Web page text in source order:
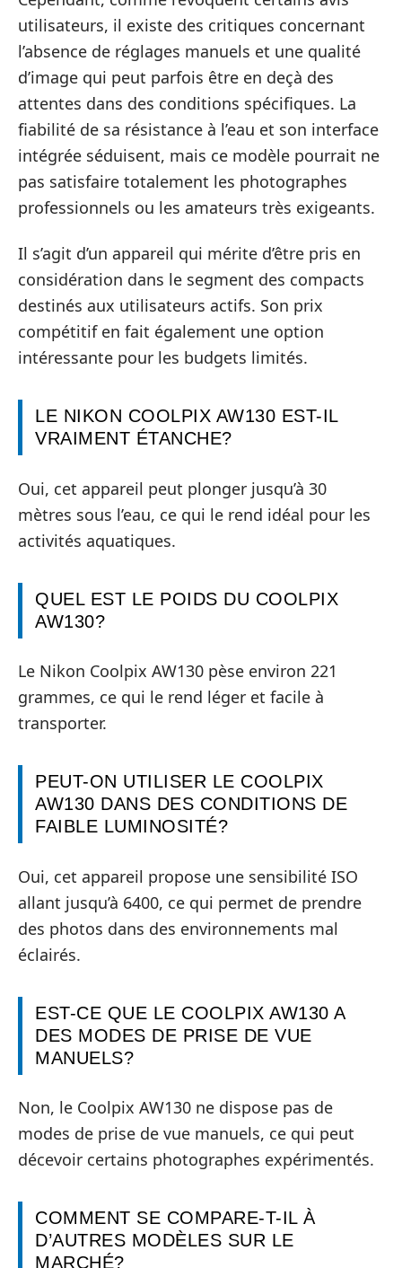
utilisateurs, il existe des critiques concernant
l’absence de réglages manuels et une qualité
d’image qui peut parfois être en deçà des
attentes dans des conditions spécifiques. La
fiabilité de sa résistance à l’eau et son interface
intégrée séduisent, mais ce modèle pourrait ne
pas satisfaire totalement les photographes
professionnels ou les amateurs très exigeants.
Il s’agit d’un appareil qui mérite d’être pris en
considération dans le segment des compacts
destinés aux utilisateurs actifs. Son prix
compétitif en fait également une option
intéressante pour les budgets limités.
LE NIKON COOLPIX AW130 EST-IL
VRAIMENT ÉTANCHE?
Oui, cet appareil peut plonger jusqu’à 30
mètres sous l’eau, ce qui le rend idéal pour les
activités aquatiques.
QUEL EST LE POIDS DU COOLPIX
AW130?
Le Nikon Coolpix AW130 pèse environ 221
grammes, ce qui le rend léger et facile à
transporter.
PEUT-ON UTILISER LE COOLPIX
AW130 DANS DES CONDITIONS DE
FAIBLE LUMINOSITÉ?
Oui, cet appareil propose une sensibilité ISO
allant jusqu’à 6400, ce qui permet de prendre
des photos dans des environnements mal
éclairés.
EST-CE QUE LE COOLPIX AW130 A
DES MODES DE PRISE DE VUE
MANUELS?
Non, le Coolpix AW130 ne dispose pas de
modes de prise de vue manuels, ce qui peut
décevoir certains photographes expérimentés.
COMMENT SE COMPARE-T-IL À
D’AUTRES MODÈLES SUR LE
MARCHÉ?